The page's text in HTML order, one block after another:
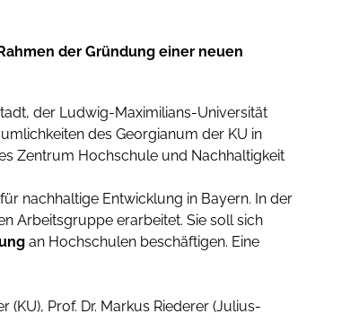
der Gründung einer neuen
der Ludwig-Maximilians-Universität
des Georgianum der KU in
Zentrum Hochschule und Nachhaltigkeit
nachhaltige Entwicklung in Bayern. In der
Arbeitsgruppe erarbeitet. Sie soll sich
an Hochschulen beschäftigen. Eine
(KU), Prof. Dr. Markus Riederer (Julius-